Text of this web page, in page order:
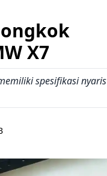
X7
spesifikasi nyaris